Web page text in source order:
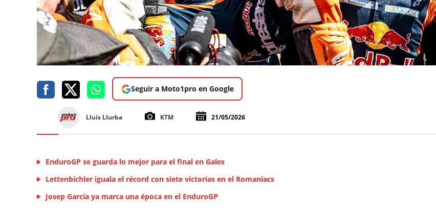
Seguir a Moto1pro en Google
Lluís Llurba KTM 21/05/2026
EnduroGP se guarda lo mejor para el final en Gales
Lettenbichler iguala el récord con siete victorias en el Romaniacs
Josep García ya marca una época en el EnduroGP